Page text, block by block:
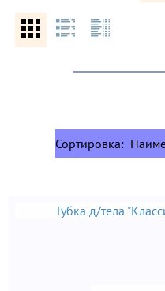
Сортировка:
Губка д/тела